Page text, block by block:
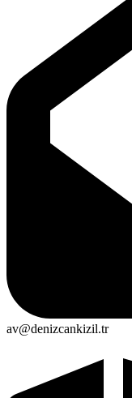
av@denizcankizil.tr